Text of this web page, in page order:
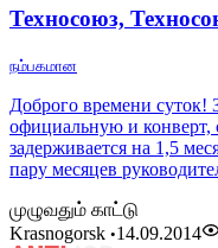
Техносоюз,
நம்பகமான
Доброго времени суток!
официальную и конверт,
задерживается на 1,5
пару месяцев
முழுவதும் காட்டு
Krasnogorsk •14.09.2014